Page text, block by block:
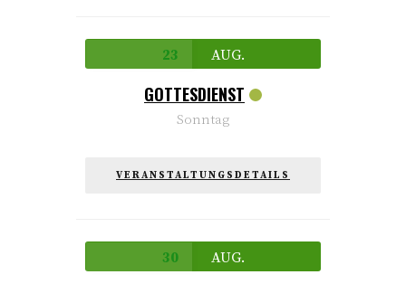
23 AUG.
GOTTESDIENST
Sonntag
VERANSTALTUNGSDETAILS
30 AUG.